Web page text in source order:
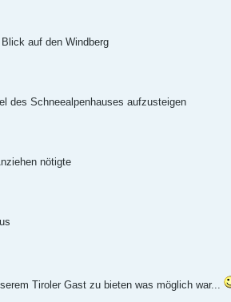
auf den Windberg
des Schneealpenhauses aufzusteigen
nötigte
Tiroler Gast zu bieten was möglich war...